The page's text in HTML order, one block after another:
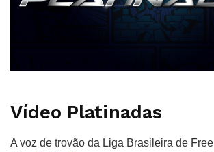
Vídeo Platinadas
A voz de trovão da Liga Brasileira de Free